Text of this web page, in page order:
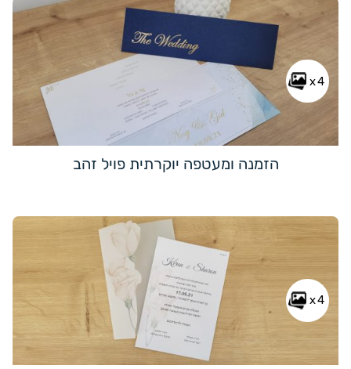
x4
הזמנה ומעטפה יוקרתית פויל זהב
x4